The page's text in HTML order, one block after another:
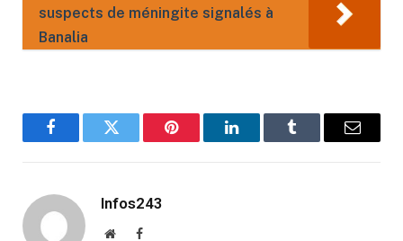
suspects de méningite signalés à
Banalia
FacebookTwitter Pinterest LinkedInTumblr Email
Infos243
WebsiteFacebook